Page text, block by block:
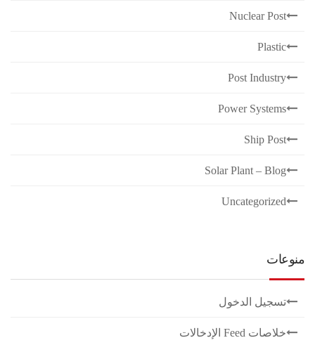
Nuclear Post
Plastic
Post Industry
Power Systems
Ship Post
Solar Plant – Blog
Uncategorized
منوعات
تسجيل الدخول
خلاصات Feed الإدخالات